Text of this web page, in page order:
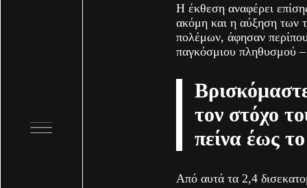
Η έκθεση αναφέρει
ακόμη και η αύξηση των
πολέμων, άφησαν
παγκόσμιου πληθυσμού
τον στόχο
πείνα έως
Από αυτά τα 2,4